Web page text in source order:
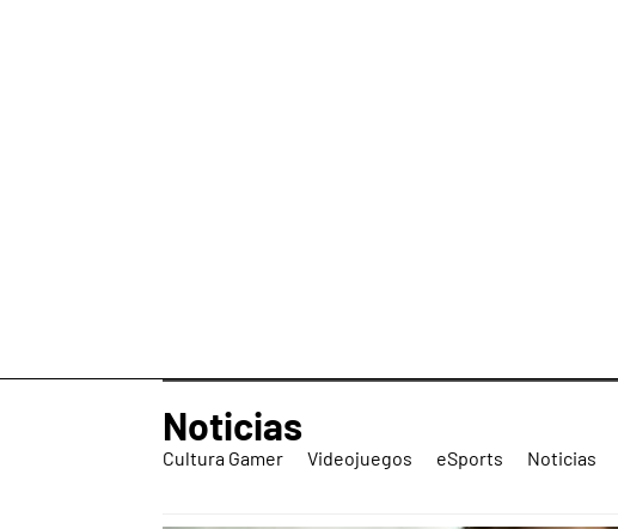
Noticias
Cultura Gamer Videojuegos eSports Noticias